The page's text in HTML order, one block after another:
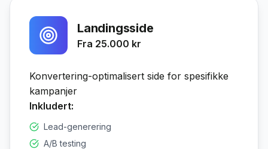
Landingsside
Fra 25.000 kr
Konvertering-optimalisert side for spesifikke
kampanjer
Inkludert:
Lead-generering
A/B testing